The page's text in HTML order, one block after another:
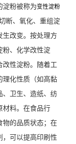
淀粉被称为变性淀粉
断、氧化、重组淀
改变。按处理方
粉、化学改性淀
性淀粉。随着工
理化性质（如高黏
、卫生、造纸、纺
材料。在食品行
物的品质状态；在
可以提高印刷性